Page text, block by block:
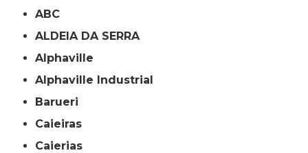
ABC
ALDEIA DA SERRA
Alphaville
Alphaville Industrial
Barueri
Caieiras
Caierias